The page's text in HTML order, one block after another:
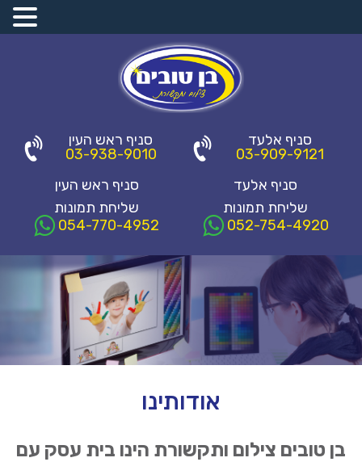
סניף אלעד
03-909-9121
סניף ראש העין
03-938-9010
סניף אלעד
שליחת תמונות
052-754-4920
סניף ראש העין
שליחת תמונות
054-770-4952
אודותינו
בן טובים צילום ותקשורת הינו בית עסק עם